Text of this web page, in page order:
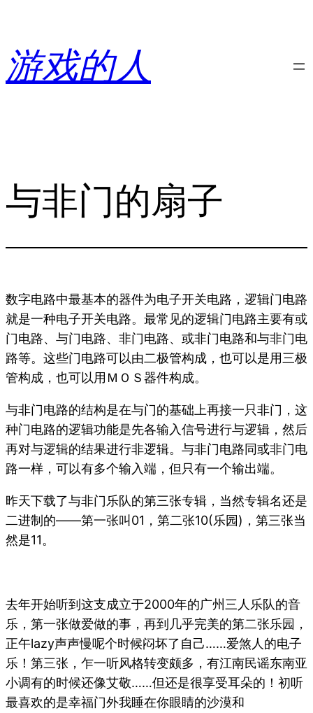
内
容
游戏的人
与非门的扇子
数字电路中最基本的器件为电子开关电路，逻辑门电路
就是一种电子开关电路。最常见的逻辑门电路主要有或
门电路、与门电路、非门电路、或非门电路和与非门电
路等。这些门电路可以由二极管构成，也可以是用三极
管构成，也可以用ＭＯＳ器件构成。
与非门电路的结构是在与门的基础上再接一只非门，这
种门电路的逻辑功能是先各输入信号进行与逻辑，然后
再对与逻辑的结果进行非逻辑。与非门电路同或非门电
路一样，可以有多个输入端，但只有一个输出端。
昨天下载了与非门乐队的第三张专辑，当然专辑名还是
二进制的——第一张叫01，第二张10(乐园)，第三张当
然是11。
去年开始听到这支成立于2000年的广州三人乐队的音
乐，第一张做爱做的事，再到几乎完美的第二张乐园，
正午lazy声声慢呢个时候闷坏了自己……爱煞人的电子
乐！第三张，乍一听风格转变颇多，有江南民谣东南亚
小调有的时候还像艾敬……但还是很享受耳朵的！初听
最喜欢的是幸福门外我睡在你眼睛的沙漠和